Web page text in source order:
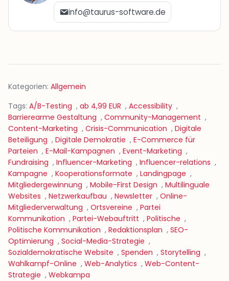
info@taurus-software.de
Kategorien: Allgemein
Tags: A/B-Testing , ab 4,99 EUR , Accessibility ,
Barrierearme Gestaltung , Community-Management ,
Content-Marketing , Crisis-Communication , Digitale
Beteiligung , Digitale Demokratie , E-Commerce für
Parteien , E-Mail-Kampagnen , Event-Marketing ,
Fundraising , Influencer-Marketing , Influencer-relations ,
Kampagne , Kooperationsformate , Landingpage ,
Mitgliedergewinnung , Mobile-First Design , Multilinguale
Websites , Netzwerkaufbau , Newsletter , Online-
Mitgliederverwaltung , Ortsvereine , Partei
Kommunikation , Partei-Webauftritt , Politische ,
Politische Kommunikation , Redaktionsplan , SEO-
Optimierung , Social-Media-Strategie ,
Sozialdemokratische Website , Spenden , Storytelling ,
Wahlkampf-Online , Web-Analytics , Web-Content-
Strategie , Webkampa